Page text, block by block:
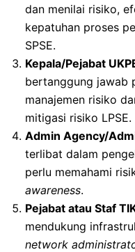
dan menilai risiko,
kepatuhan proses
SPSE.
Kepala/Pejabat
bertanggung jawab
manajemen risiko
mitigasi risiko LPSE.
Admin Agency/
terlibat dalam
perlu memahami
awareness.
Pejabat atau Staf
mendukung
network